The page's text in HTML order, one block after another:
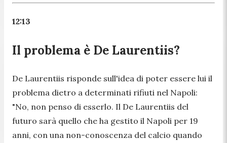
12:13
Il problema è De Laurentiis?
De Laurentiis risponde sull'idea di poter essere lui il
problema dietro a determinati rifiuti nel Napoli:
"No, non penso di esserlo. Il De Laurentiis del
futuro sarà quello che ha gestito il Napoli per 19
anni, con una non-conoscenza del calcio quando